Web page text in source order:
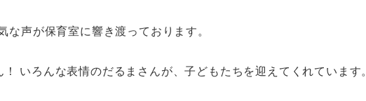
声が保育室に響き渡っております。
いろんな表情のだるまさんが、子どもたちを迎えてくれています。